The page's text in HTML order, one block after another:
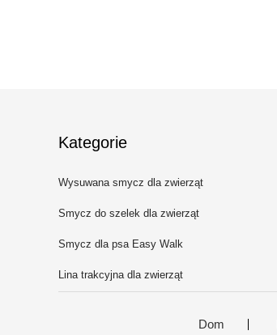
Kategorie
Wysuwana smycz dla zwierząt
Smycz do szelek dla zwierząt
Smycz dla psa Easy Walk
Lina trakcyjna dla zwierząt
Dom